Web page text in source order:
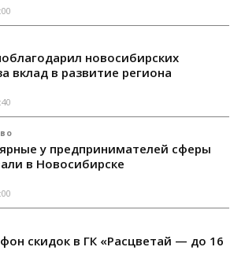
новосибирских
вклад в развитие региона
у предпринимателей сферы
в Новосибирске
скидок в ГК «Расцветай — до 16